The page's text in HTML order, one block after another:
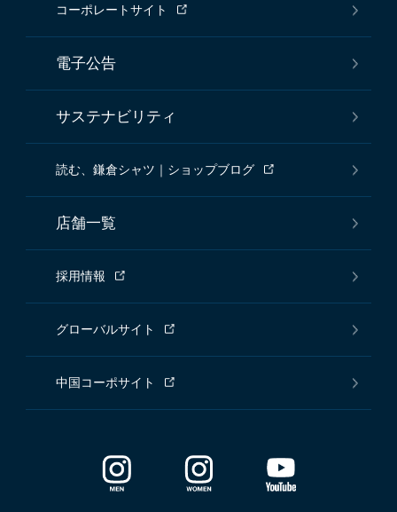
コーポレートサイト
電子公告
サステナビリティ
読む、鎌倉シャツ｜ショップブログ
店舗一覧
採用情報
グローバルサイト
中国コーポサイト